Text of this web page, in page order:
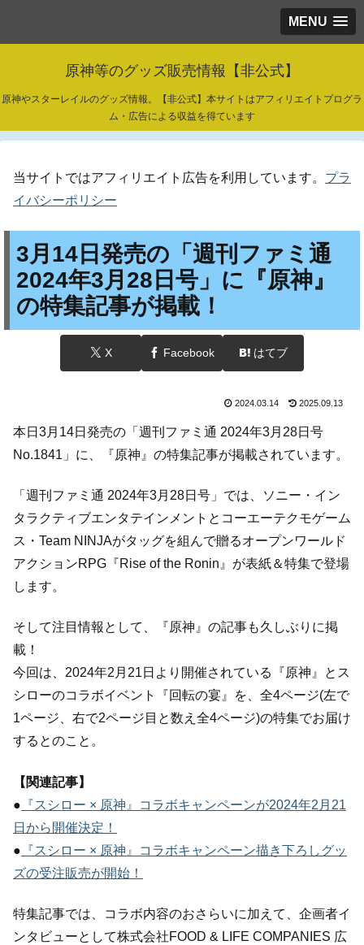
MENU
原神等のグッズ販売情報【非公式】
原神やスターレイルのグッズ情報。【非公式】本サイトはアフィリエイトプログラ
ム・広告による収益を得ています
当サイトではアフィリエイト広告を利用しています。 プラ
イバシーポリシー
3月14日発売の「週刊ファミ通
2024年3月28日号」に『原神』
の特集記事が掲載！
X Facebook はてブ
2024.03.14 2025.09.13
本日3月14日発売の「週刊ファミ通 2024年3月28日号
No.1841」に、『原神』の特集記事が掲載されています。
「週刊ファミ通 2024年3月28日号」では、ソニー・イン
タラクティブエンタテインメントとコーエーテクモゲーム
ス・Team NINJAがタッグを組んで贈るオープンワールド
アクションRPG『Rise of the Ronin』が表紙＆特集で登場
します。
そして注目情報として、『原神』の記事も久しぶりに掲
載！
今回は、2024年2月21日より開催されている『原神』とス
シローのコラボイベント『回転の宴』を、全4ページ(左で
1ページ、右で2ページ目と数え全4ページ)の特集でお届け
するとのこと。
【関連記事】
● 『スシロー × 原神』コラボキャンペーンが2024年2月21
日から開催決定！
● 『スシロー × 原神』コラボキャンペーン描き下ろしグッ
ズの受注販売が開始！
特集記事では、コラボ内容のおさらいに加えて、企画者イ
ンタビューとして株式会社FOOD & LIFE COMPANIES 広